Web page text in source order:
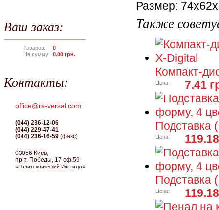
Ваш заказ:
Товаров:
На сумму:
0
0.00 грн.
Контакты:
office@ra-versal.com
(044) 236-12-06
(044) 229-47-41
(044) 236-16-59 (факс)
03056 Киев,
пр-т. Победы, 17 оф.59
«Политехнический Институт»
Размер:
Также
Компакт-
Цена: 7.41
Подставка
Цена:
Подставка
Цена: